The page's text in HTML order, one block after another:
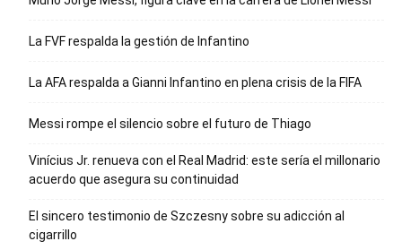
La FVF respalda la gestión de Infantino
La AFA respalda a Gianni Infantino en plena crisis de la FIFA
Messi rompe el silencio sobre el futuro de Thiago
Vinícius Jr. renueva con el Real Madrid: este sería el millonario
acuerdo que asegura su continuidad
El sincero testimonio de Szczesny sobre su adicción al
cigarrillo